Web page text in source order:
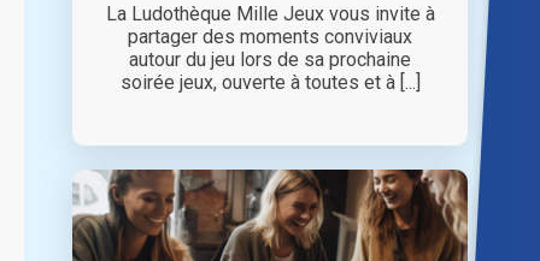
La Ludothèque Mille Jeux vous invite à
partager des moments conviviaux
autour du jeu lors de sa prochaine
soirée jeux, ouverte à toutes et à [...]